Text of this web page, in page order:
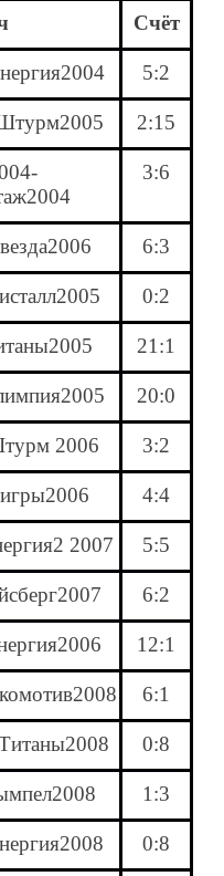
Счёт
5:2
2:15
3:6
6:3
0:2
21:1
20:0
2006 3:2
4:4
2007 5:5
6:2
12:1
6:1
0:8
1:3
0:8